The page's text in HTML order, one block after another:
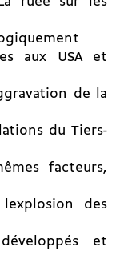
aux USA et
de la
du Tiers-
facteurs,
des
et